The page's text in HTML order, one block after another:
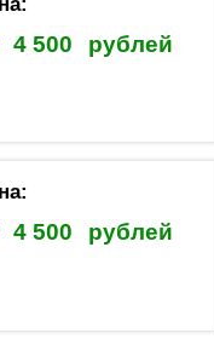
4 500 рублей
4 500 рублей